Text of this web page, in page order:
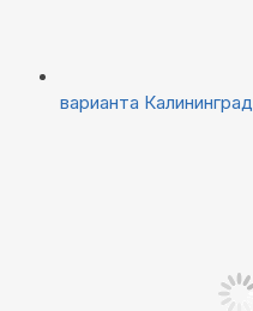
варианта Калининград